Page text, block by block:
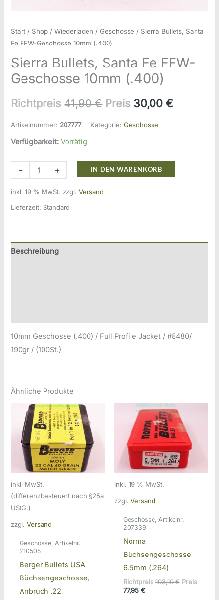
Start / Shop /Wiederladen / Geschosse / Sierra Bullets, Santa
Fe FFW-Geschosse 10mm (.400)
Sierra Bullets, Santa Fe FFW-
Geschosse 10mm (.400)
Richtpreis 41,90€ Ursprünglicher
Preis
41,90 €
Preis 30,00€
30,00 €.
Artikelnummer: 207777 Kategorie:Geschosse
Verfügbarkeit: Vorrätig
-
Bullets,
Santa
Fe
10mm
+ IN DEN WARENKORB
inkl. 19 % MwSt. zzgl.Versand
Lieferzeit: Standard
Beschreibung
10mm Geschosse (.400) / Full Profile Jacket / #8480/
190gr / (100St.)
Ähnliche Produkte
inkl. MwSt.
(differenzbesteuert nach §25a
UStG.)
zzgl.Versand
Geschosse, Artikelnr.
210505
Berger Bullets USA
Büchsengeschosse,
Anbruch .22
inkl. 19 % MwSt.
zzgl. Versand
Geschosse, Artikelnr.
207339
Norma
Büchsengeschosse
6.5mm (.264)
Richtpreis 103,10€ Preis
77,95 €Aktueller